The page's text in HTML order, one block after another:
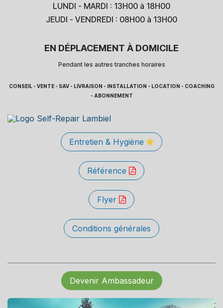
LUNDI - MARDI : 13H00 à 18H00
JEUDI - VENDREDI : 08H00 à 13H00
EN DÉPLACEMENT À DOMICILE
Pendant les autres tranches horaires
CONSEIL - VENTE - SAV - LIVRAISON - INSTALLATION - LOCATION - COACHING
- ABONNEMENT
Entretien & Hygiène
Référence
Flyer
Conditions générales
Devenir Ambassadeur